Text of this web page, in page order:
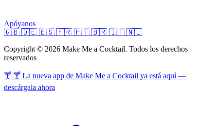
Apóyanos
🇬🇧 🇩🇪 🇪🇸 🇫🇷 🇵🇹 🇧🇷 🇮🇹 🇳🇱
Copyright © 2026 Make Me a Cocktail. Todos los derechos
reservados
🍸 🍸 La nueva app de Make Me a Cocktail ya está aquí —
descárgala ahora